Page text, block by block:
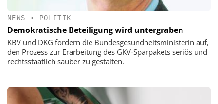
NEWS • POLITIK
Demokratische Beteiligung wird untergraben
KBV und DKG fordern die Bundesgesundheitsministerin auf,
den Prozess zur Erarbeitung des GKV-Sparpakets seriös und
rechtsstaatlich sauber zu gestalten.